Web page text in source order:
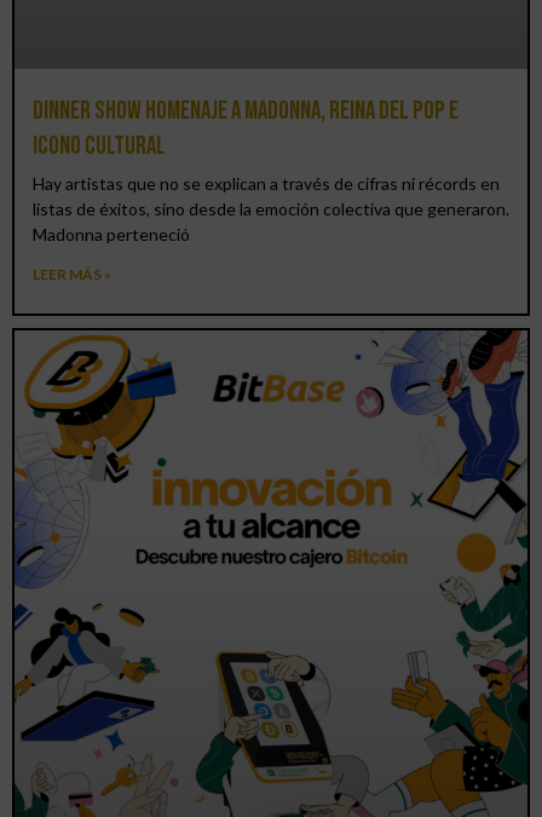
Dinner Show homenaje a Madonna, reina del pop e
icono cultural
Hay artistas que no se explican a través de cifras ni récords en
listas de éxitos, sino desde la emoción colectiva que generaron.
Madonna perteneció
LEER MÁS »